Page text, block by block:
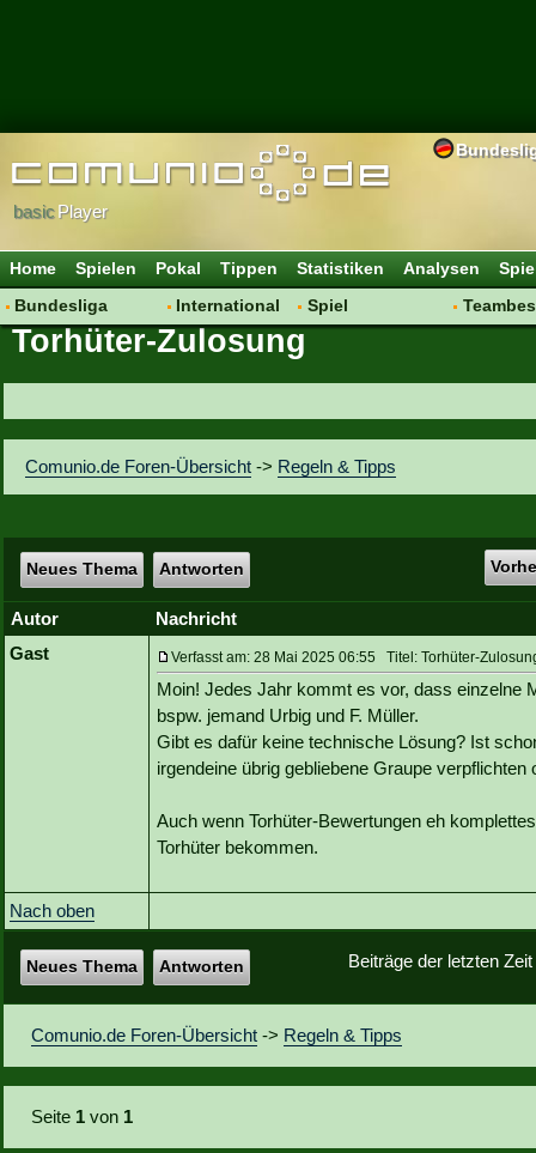
basicPlayer
Home Spielen Pokal Tippen Statistiken Analysen
Bundesliga
Hot News
Vereinsdiskussion
Vereinsfragen
International
Vereine
Spiel
Torhüter-Zulosung
Comunio.de Foren-Übersicht -> Regeln & Tipps
Neues Thema Antworten
Autor
Nachricht
Gast
Verfasst am: 28 Mai 2025 06:55 Titel: Torhüter-
Moin! Jedes Jahr kommt es vor, dass einzelne
bspw. jemand Urbig und F. Müller.
Gibt es dafür keine technische Lösung? Ist
irgendeine übrig gebliebene Graupe
Auch wenn Torhüter-Bewertungen eh
Torhüter bekommen.
Nach oben
Beiträge der letzten
Neues Thema Antworten
Comunio.de Foren-Übersicht -> Regeln & Tipps
Seite 1 von 1